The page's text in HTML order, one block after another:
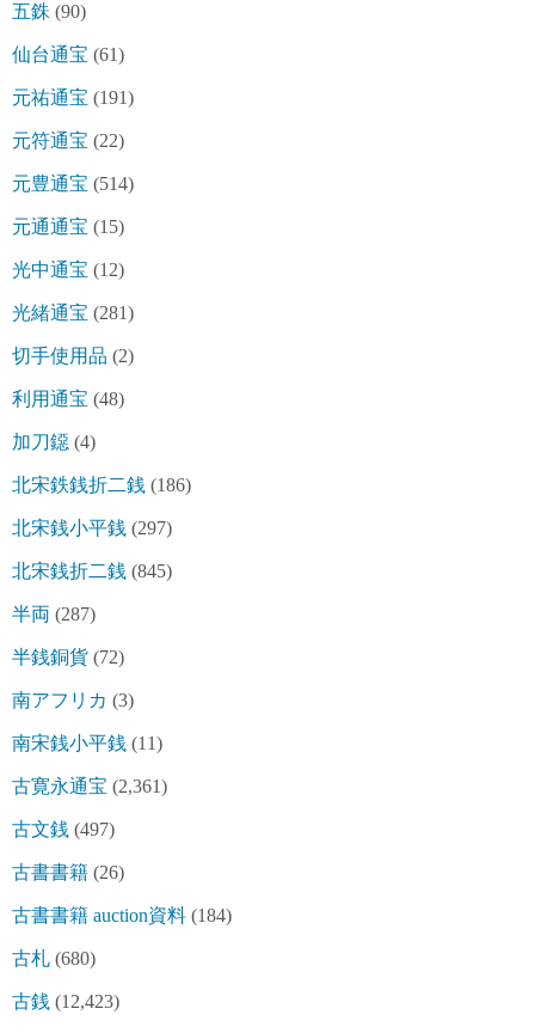
五銖 (90)
仙台通宝 (61)
元祐通宝 (191)
元符通宝 (22)
元豊通宝 (514)
元通通宝 (15)
光中通宝 (12)
光緒通宝 (281)
切手使用品 (2)
利用通宝 (48)
加刀鐚 (4)
北宋鉄銭折二銭 (186)
北宋銭小平銭 (297)
北宋銭折二銭 (845)
半両 (287)
半銭銅貨 (72)
南アフリカ (3)
南宋銭小平銭 (11)
古寛永通宝 (2,361)
古文銭 (497)
古書書籍 (26)
古書書籍 auction資料 (184)
古札 (680)
古銭 (12,423)